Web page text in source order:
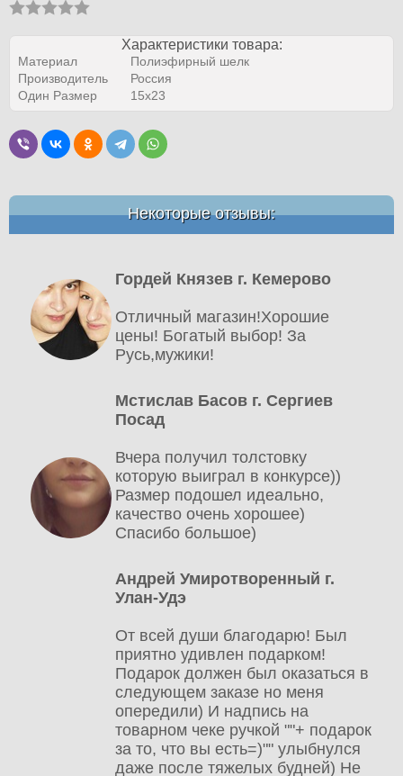
Характеристики товара:
Материал
Полиэфирный шелк
Производитель
Россия
Один Размер
15х23
Некоторые отзывы:
Гордей Князев г. Кемерово
Отличный магазин!Хорошие
цены! Богатый выбор! За
Русь,мужики!
Мстислав Басов г. Сергиев
Посад
Вчера получил толстовку
которую выиграл в конкурсе))
Размер подошел идеально,
качество очень хорошее)
Спасибо большое)
Андрей Умиротворенный г.
Улан-Удэ
От всей души благодарю! Был
приятно удивлен подарком!
Подарок должен был оказаться в
следующем заказе но меня
опередили) И надпись на
товарном чеке ручкой ""+ подарок
за то, что вы есть=)"" улыбнулся
даже после тяжелых будней) Не